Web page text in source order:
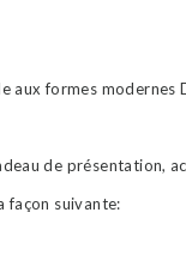
aux formes
de présentation,
façon suivante: